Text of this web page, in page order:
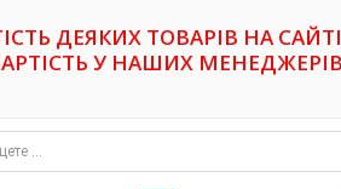
ДЕЯКИХ ТОВАРІВ НА
У НАШИХ